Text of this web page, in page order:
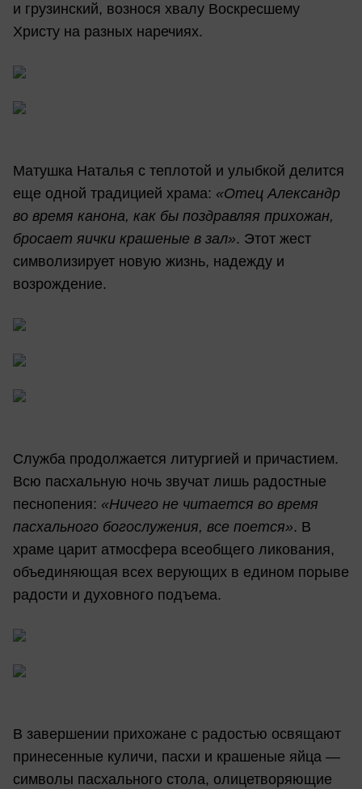
и грузинский, вознося хвалу Воскресшему
Христу на разных наречиях.
Матушка Наталья с теплотой и улыбкой делится
еще одной традицией храма: «Отец Александр
во время канона, как бы поздравляя прихожан,
бросает яички крашеные в зал». Этот жест
символизирует новую жизнь, надежду и
возрождение.
Служба продолжается литургией и причастием.
Всю пасхальную ночь звучат лишь радостные
песнопения: «Ничего не читается во время
пасхального богослужения, все поется». В
храме царит атмосфера всеобщего ликования,
объединяющая всех верующих в едином порыве
радости и духовного подъема.
В завершении прихожане с радостью освящают
принесенные куличи, пасхи и крашеные яйца —
символы пасхального стола, олицетворяющие